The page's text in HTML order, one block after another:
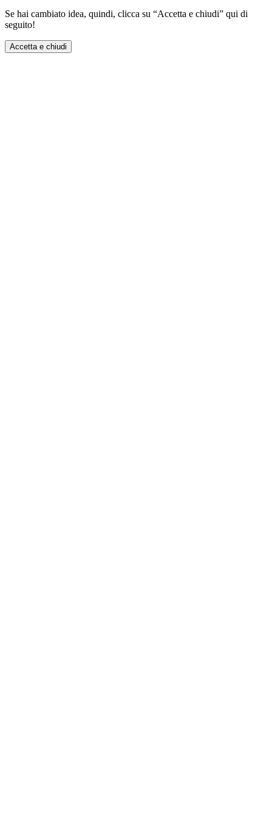
Se hai cambiato idea, quindi, clicca su “Accetta e chiudi” qui di
seguito!
Accetta e chiudi